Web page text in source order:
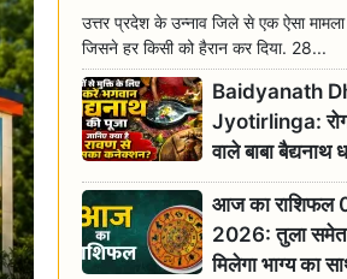
उत्तर प्रदेश के उन्नाव जिले से एक ऐसा
जिसने हर किसी को हैरान कर दिया. 28...
Baidyanath
Jyotirlinga:
वाले बाबा बैद्यनाथ
रावण से संबंध?
महिमा
आज का राशिफल
2026: तुला समेत
मिलेगा भाग्य का